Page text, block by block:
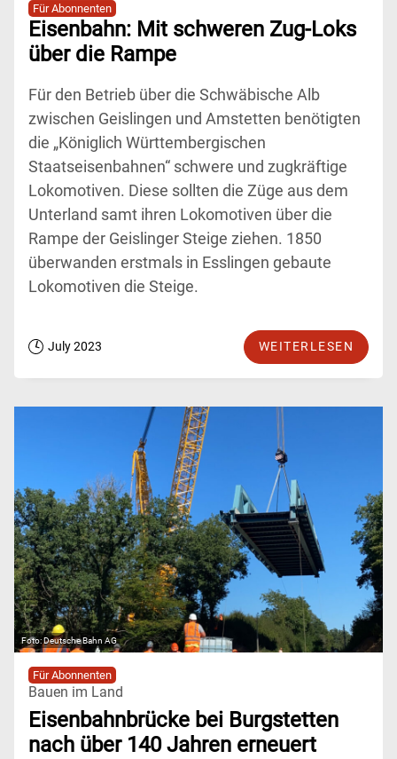
Für Abonnenten
Eisenbahn: Mit schweren Zug-Loks
über die Rampe
Für den Betrieb über die Schwäbische Alb
zwischen Geislingen und Amstetten benötigten
die „Königlich Württembergischen
Staatseisenbahnen“ schwere und zugkräftige
Lokomotiven. Diese sollten die Züge aus dem
Unterland samt ihren Lokomotiven über die
Rampe der Geislinger Steige ziehen. 1850
überwanden erstmals in Esslingen gebaute
Lokomotiven die Steige.
July 2023 WEITERLESEN
Deutsche Bahn AG
Für Abonnenten
Bauen im Land
Eisenbahnbrücke bei Burgstetten
nach über 140 Jahren erneuert